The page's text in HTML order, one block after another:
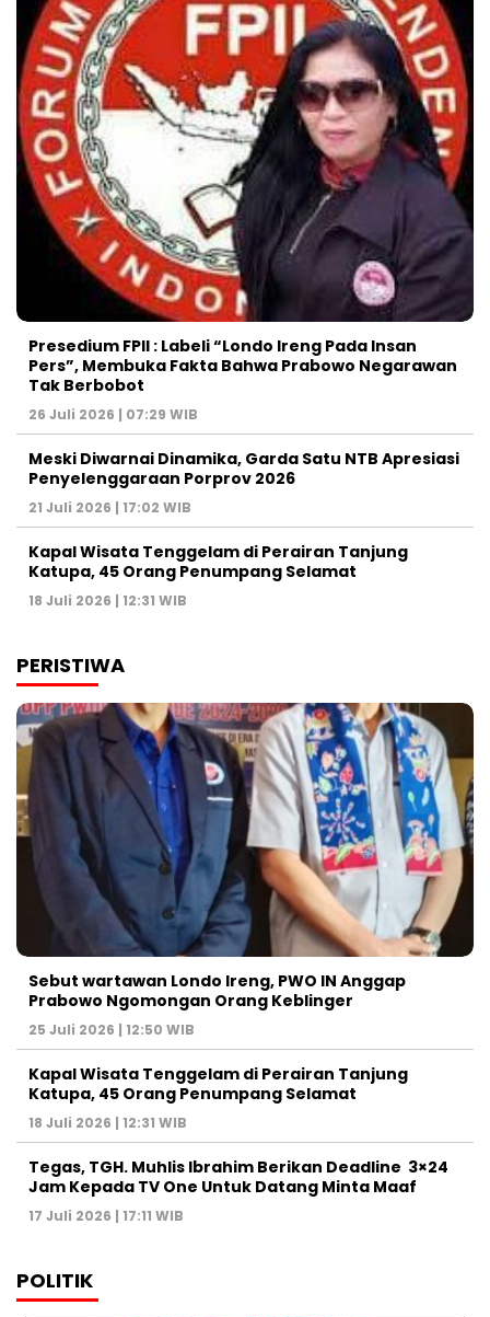
Presedium FPII : Labeli “Londo Ireng Pada Insan
Pers”, Membuka Fakta Bahwa Prabowo Negarawan
Tak Berbobot
26 Juli 2026 | 07:29 WIB
Meski Diwarnai Dinamika, Garda Satu NTB Apresiasi
Penyelenggaraan Porprov 2026 ‎
21 Juli 2026 | 17:02 WIB
Kapal Wisata Tenggelam di Perairan Tanjung
Katupa, 45 Orang Penumpang Selamat
18 Juli 2026 | 12:31 WIB
PERISTIWA
Sebut wartawan Londo Ireng, PWO IN Anggap
Prabowo Ngomongan Orang Keblinger
25 Juli 2026 | 12:50 WIB
Kapal Wisata Tenggelam di Perairan Tanjung
Katupa, 45 Orang Penumpang Selamat
18 Juli 2026 | 12:31 WIB
Tegas, TGH. Muhlis Ibrahim Berikan Deadline 3×24
Jam Kepada TV One Untuk Datang Minta Maaf
17 Juli 2026 | 17:11 WIB
POLITIK